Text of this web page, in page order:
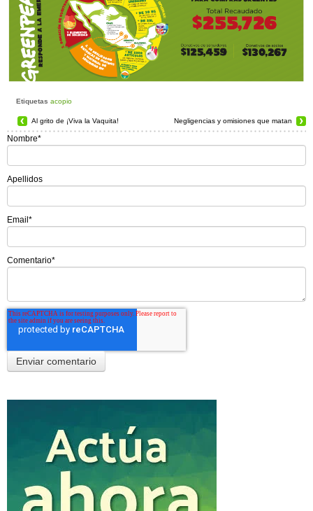
Etiquetas acopio
Al grito de ¡Viva la Vaquita! Negligencias y omisiones que matan
Nombre*
Apellidos
Email*
Comentario*